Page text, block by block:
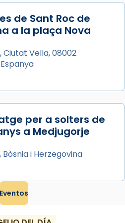
de Sant Roc de
a la plaça Nova
Ciutat Vella, 08002
per a solters de
a Medjugorje
Bòsnia i Herzegovina
Eventos